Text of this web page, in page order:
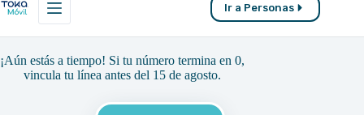
Ir a Personas
¡Aún estás a tiempo! Si tu número termina en 0,
vincula tu línea antes del 15 de agosto.